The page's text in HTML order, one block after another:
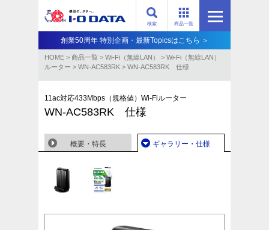
商品一覧
検索
創業50周年 特別企画・最新Topicsはこちら ＞
HOME > 商品一覧 > Wi-Fi（無線LAN） > Wi-Fi（無線LAN）
ルーター > WN-AC583RK > WN-AC583RK 仕様
11ac対応433Mbps（規格値）Wi-Fiルーター
WN-AC583RK 仕様
概要・特長 ギャラリー・仕様